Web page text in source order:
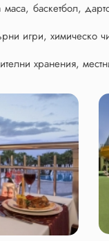
баскетбол,
игри, химическо
хранения,